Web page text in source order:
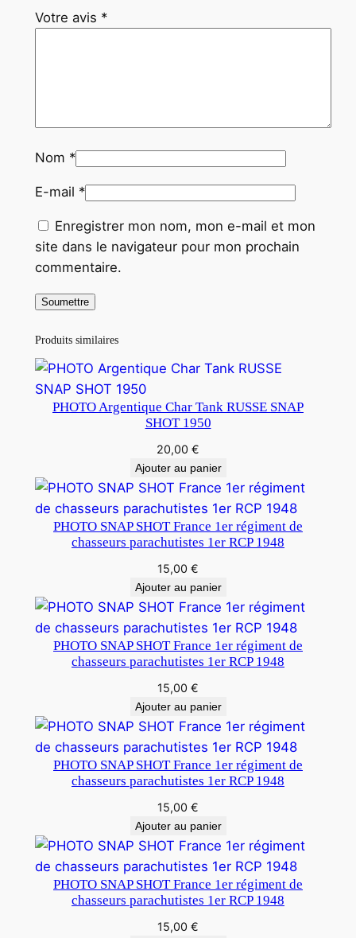
Votre avis *
Nom *
E-mail *
Enregistrer mon nom, mon e-mail et mon
site dans le navigateur pour mon prochain
commentaire.
Produits similaires
PHOTO Argentique Char Tank RUSSE SNAP
SHOT 1950
20,00 €
Ajouter au panier
PHOTO SNAP SHOT France 1er régiment de
chasseurs parachutistes 1er RCP 1948
15,00 €
Ajouter au panier
PHOTO SNAP SHOT France 1er régiment de
chasseurs parachutistes 1er RCP 1948
15,00 €
Ajouter au panier
PHOTO SNAP SHOT France 1er régiment de
chasseurs parachutistes 1er RCP 1948
15,00 €
Ajouter au panier
PHOTO SNAP SHOT France 1er régiment de
chasseurs parachutistes 1er RCP 1948
15,00 €